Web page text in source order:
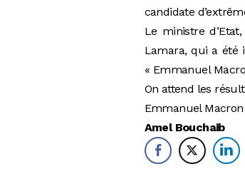
candidate
Le ministre
Lamara, qui a été
« Emmanuel
On attend les
Emmanuel
Amel Bouchaib